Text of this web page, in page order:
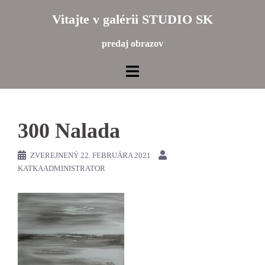
Vitajte v galérii STUDIO SK
predaj obrazov
300 Nalada
ZVEREJNENÝ 22. FEBRUÁRA 2021
KATKAADMINISTRATOR